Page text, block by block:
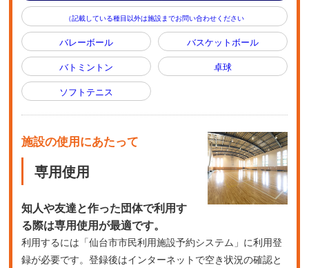
（記載している種目以外は施設までお問い合わせください
バレーボール
バスケットボール
バトミントン
卓球
ソフトテニス
施設の使用にあたって
専用使用
知人や友達と作った団体で利用す
る際は専用使用が最適です。
利用するには「仙台市市民利用施設予約システム」に利用登
録が必要です。登録後はインターネットで空き状況の確認と